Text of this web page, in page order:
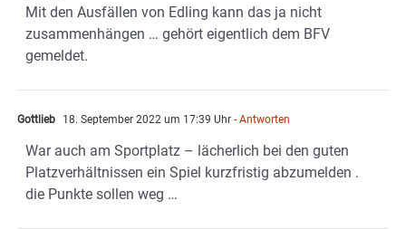
Mit den Ausfällen von Edling kann das ja nicht
zusammenhängen … gehört eigentlich dem BFV
gemeldet.
Gottlieb 18. September 2022 um 17:39 Uhr - Antworten
War auch am Sportplatz – lächerlich bei den guten
Platzverhältnissen ein Spiel kurzfristig abzumelden .
die Punkte sollen weg …